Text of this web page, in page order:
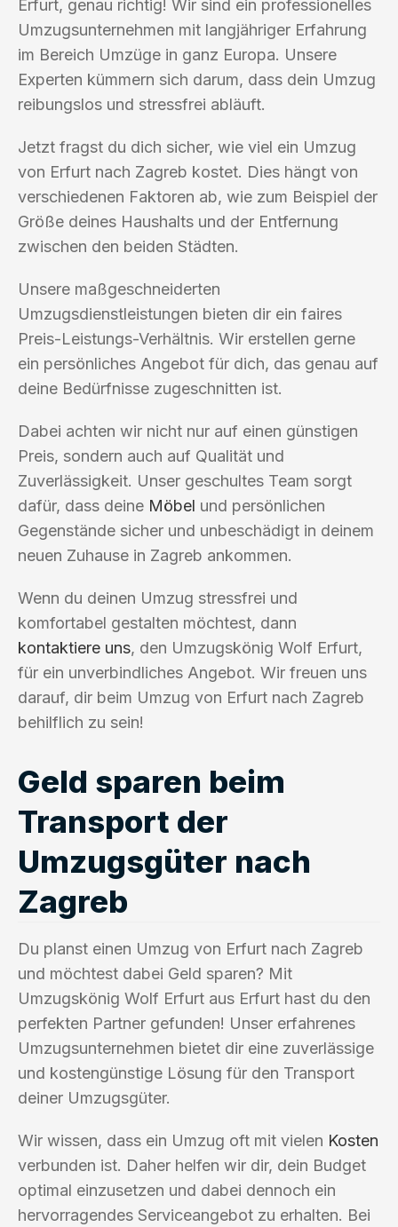
Erfurt, genau richtig! Wir sind ein professionelles
Umzugsunternehmen mit langjähriger Erfahrung
im Bereich Umzüge in ganz Europa. Unsere
Experten kümmern sich darum, dass dein Umzug
reibungslos und stressfrei abläuft.
Jetzt fragst du dich sicher, wie viel ein Umzug
von Erfurt nach Zagreb kostet. Dies hängt von
verschiedenen Faktoren ab, wie zum Beispiel der
Größe deines Haushalts und der Entfernung
zwischen den beiden Städten.
Unsere maßgeschneiderten
Umzugsdienstleistungen bieten dir ein faires
Preis-Leistungs-Verhältnis. Wir erstellen gerne
ein persönliches Angebot für dich, das genau auf
deine Bedürfnisse zugeschnitten ist.
Dabei achten wir nicht nur auf einen günstigen
Preis, sondern auch auf Qualität und
Zuverlässigkeit. Unser geschultes Team sorgt
dafür, dass deine Möbel und persönlichen
Gegenstände sicher und unbeschädigt in deinem
neuen Zuhause in Zagreb ankommen.
Wenn du deinen Umzug stressfrei und
komfortabel gestalten möchtest, dann
kontaktiere uns, den Umzugskönig Wolf Erfurt,
für ein unverbindliches Angebot. Wir freuen uns
darauf, dir beim Umzug von Erfurt nach Zagreb
behilflich zu sein!
Geld sparen beim
Transport der
Umzugsgüter nach
Zagreb
Du planst einen Umzug von Erfurt nach Zagreb
und möchtest dabei Geld sparen? Mit
Umzugskönig Wolf Erfurt aus Erfurt hast du den
perfekten Partner gefunden! Unser erfahrenes
Umzugsunternehmen bietet dir eine zuverlässige
und kostengünstige Lösung für den Transport
deiner Umzugsgüter.
Wir wissen, dass ein Umzug oft mit vielen Kosten
verbunden ist. Daher helfen wir dir, dein Budget
optimal einzusetzen und dabei dennoch ein
hervorragendes Serviceangebot zu erhalten. Bei